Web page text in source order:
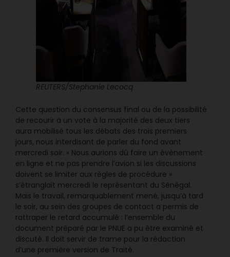
REUTERS/Stephanie Lecocq
Cette question du consensus final ou de la possibilité
de recourir à un vote à la majorité des deux tiers
aura mobilisé tous les débats des trois premiers
jours, nous interdisant de parler du fond avant
mercredi soir. « Nous aurions dû faire un évènement
en ligne et ne pas prendre l’avion si les discussions
doivent se limiter aux règles de procédure »
s’étranglait mercredi le représentant du Sénégal.
Mais le travail, remarquablement mené, jusqu’à tard
le soir, au sein des groupes de contact a permis de
rattraper le retard accumulé : l’ensemble du
document préparé par le PNUE a pu être examiné et
discuté. Il doit servir de trame pour la rédaction
d’une première version de Traité.